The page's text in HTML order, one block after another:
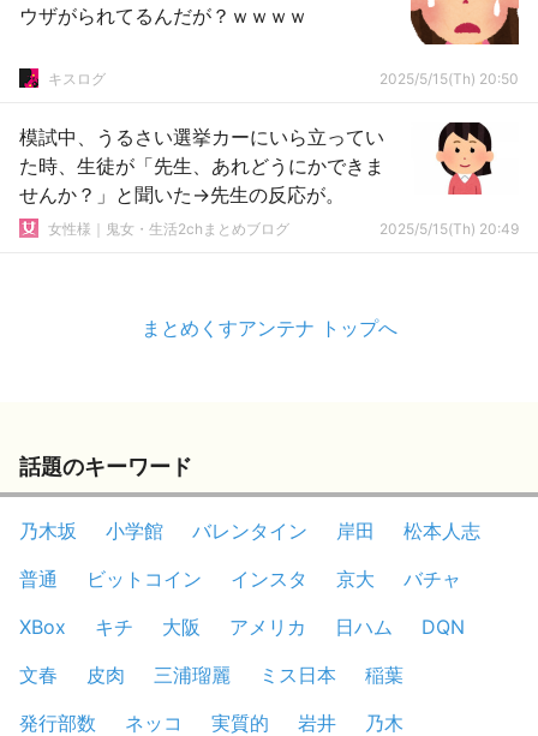
ウザがられてるんだが？ｗｗｗｗ
キスログ 2025/5/15(Th) 20:50
模試中、うるさい選挙カーにいら立ってい
た時、生徒が「先生、あれどうにかできま
せんか？」と聞いた→先生の反応が。
女性様｜鬼女・生活2chまとめブログ 2025/5/15(Th) 20:49
まとめくすアンテナ トップへ
話題のキーワード
乃木坂 小学館 バレンタイン 岸田
松本人志
普通
ビットコイン インスタ 京大
バチャ
XBox
キチ 大阪 アメリカ 日ハム
DQN
文春
皮肉 三浦瑠麗 ミス日本
稲葉
発行部数
ネッコ 実質的 岩井
乃木